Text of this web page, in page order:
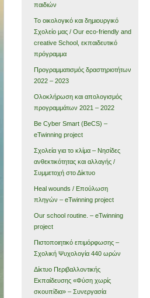
παιδιών
Το οικολογικό και δημιουργικό
Σχολείο μας / Our eco-friendly and
creative School, εκπαιδευτικό
πρόγραμμα
Προγραμματισμός δραστηριοτήτων
2022 – 2023
Ολοκλήρωση και απολογισμός
προγραμμάτων 2021 – 2022
Be Cyber Smart (BeCS) –
eTwinning project
Σχολεία για το κλίμα – Νησίδες
ανθεκτικότητας και αλλαγής /
Συμμετοχή στο Δίκτυο
Heal wounds / Επούλωση
πληγών – eTwinning project
Our school routine. – eTwinning
project
Πιστοποιητικό επιμόρφωσης –
Σχολική Ψυχολογία 440 ωρών
Δίκτυο Περιβαλλοντικής
Εκπαίδευσης «Φύση χωρίς
σκουπίδια» – Συνεργασία